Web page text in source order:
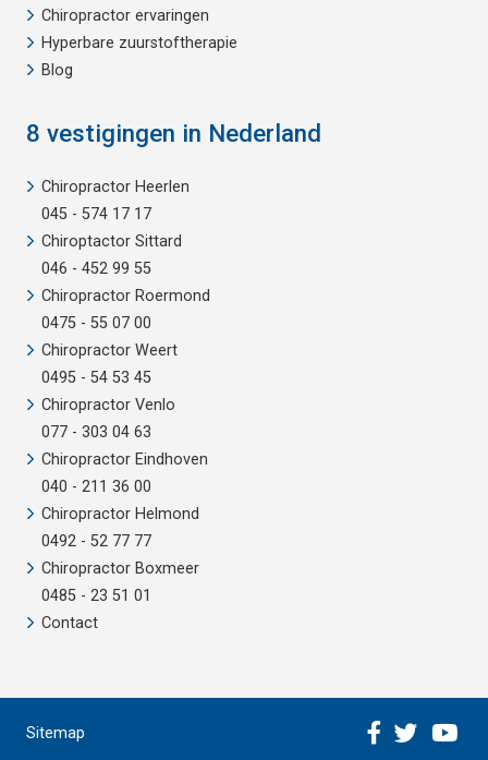
Chiropractor ervaringen
Hyperbare zuurstoftherapie
Blog
8 vestigingen in Nederland
Chiropractor Heerlen
045 - 574 17 17
Chiroptactor Sittard
046 - 452 99 55
Chiropractor Roermond
0475 - 55 07 00
Chiropractor Weert
0495 - 54 53 45
Chiropractor Venlo
077 - 303 04 63
Chiropractor Eindhoven
040 - 211 36 00
Chiropractor Helmond
0492 - 52 77 77
Chiropractor Boxmeer
0485 - 23 51 01
Contact
Sitemap   